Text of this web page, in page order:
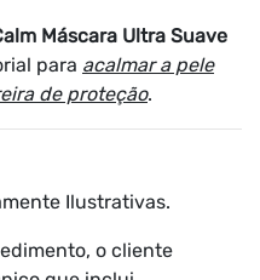
Máscara Ultra Suave
para acalmar a pele
de proteção.
Ilustrativas.
o cliente